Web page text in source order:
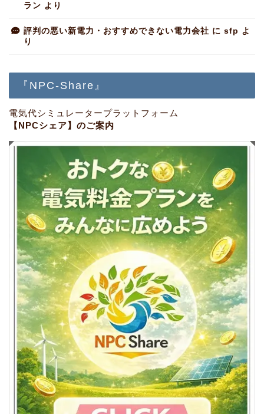
ラン より
評判の悪い新電力・おすすめできない電力会社 に sfp よ
り
『NPC-Share』
電気代シミュレータープラットフォーム
【NPCシェア】のご案内